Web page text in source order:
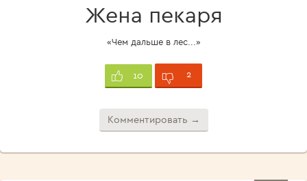
Жена пекаря
«Чем дальше в лес...»
10 2
Комментировать →